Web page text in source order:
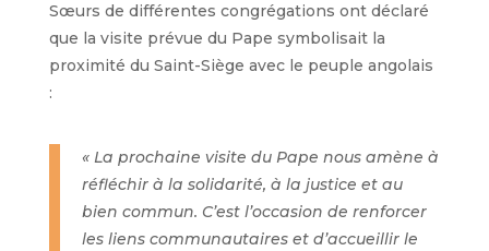
Sœurs de différentes congrégations ont déclaré
que la visite prévue du Pape symbolisait la
proximité du Saint-Siège avec le peuple angolais
:
« La prochaine visite du Pape nous amène à
réfléchir à la solidarité, à la justice et au
bien commun. C’est l’occasion de renforcer
les liens communautaires et d’accueillir le